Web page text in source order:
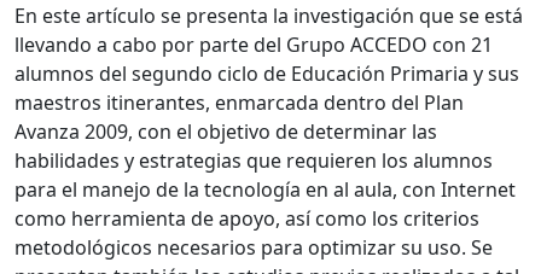
En este artículo se presenta la investigación que se está
llevando a cabo por parte del Grupo ACCEDO con 21
alumnos del segundo ciclo de Educación Primaria y sus
maestros itinerantes, enmarcada dentro del Plan
Avanza 2009, con el objetivo de determinar las
habilidades y estrategias que requieren los alumnos
para el manejo de la tecnología en al aula, con Internet
como herramienta de apoyo, así como los criterios
metodológicos necesarios para optimizar su uso. Se